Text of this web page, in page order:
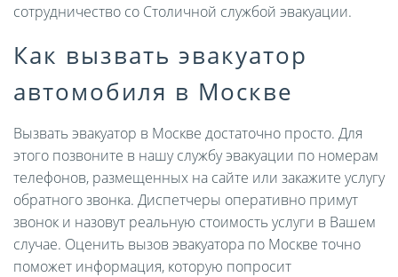
сотрудничество со Столичной службой эвакуации.
Как вызвать эвакуатор
автомобиля в Москве
Вызвать эвакуатор в Москве достаточно просто. Для
этого позвоните в нашу службу эвакуации по номерам
телефонов, размещенных на сайте или закажите услугу
обратного звонка. Диспетчеры оперативно примут
звонок и назовут реальную стоимость услуги в Вашем
случае. Оценить вызов эвакуатора по Москве точно
поможет информация, которую попросит